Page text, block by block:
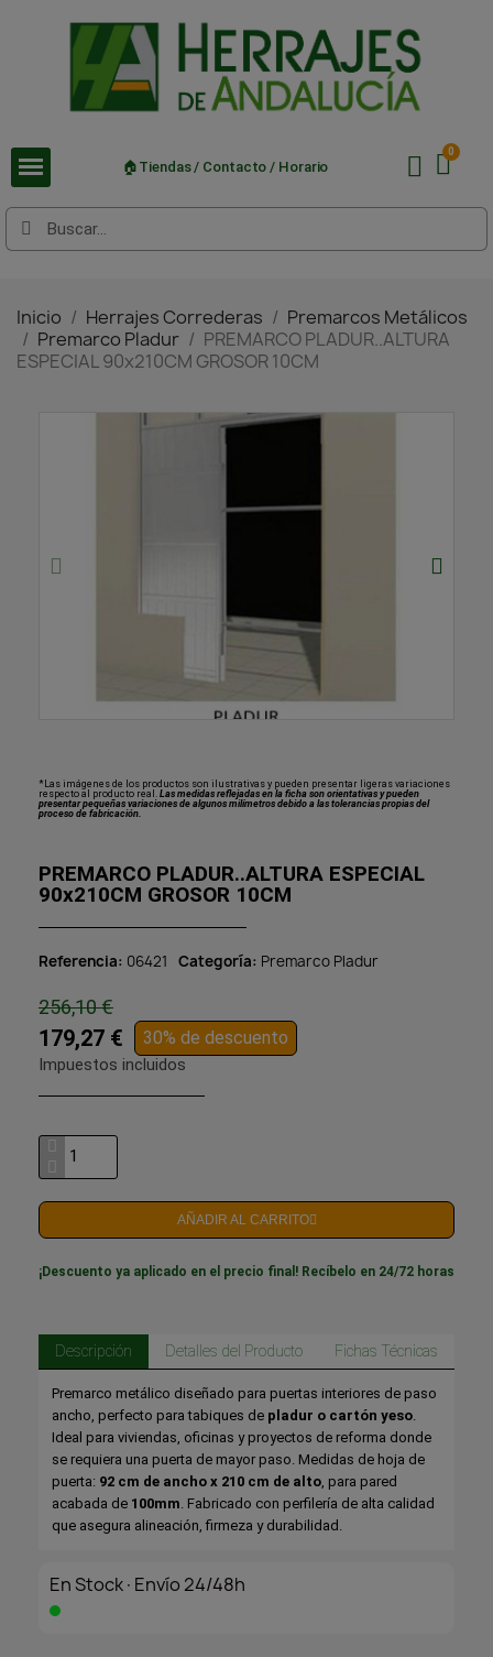
🏠Tiendas / Contacto / Horario
Inicio Herrajes Correderas
Premarcos Metálicos
Premarco Pladur
PREMARCO PLADUR..ALTURA
ESPECIAL 90x210CM GROSOR 10CM
*Las imágenes de los productos son ilustrativas y pueden presentar ligeras variaciones
respecto al producto real. Las medidas reflejadas en la ficha son orientativas y pueden
presentar pequeñas variaciones de algunos milímetros debido a las tolerancias propias del
proceso de fabricación.
PREMARCO PLADUR..ALTURA ESPECIAL
90x210CM GROSOR 10CM
Referencia 06421 Categoría Premarco Pladur
256,10 €
179,27 € 30% de descuento
Impuestos incluidos
AÑADIR AL CARRITO
¡Descuento ya aplicado en el precio final! Recíbelo en 24/72 horas
Descripción Detalles del Producto Fichas Técnicas
Premarco metálico diseñado para puertas interiores de paso
ancho, perfecto para tabiques de pladur o cartón yeso
Ideal para viviendas, oficinas y proyectos de reforma donde
se requiera una puerta de mayor paso. Medidas de hoja de
puerta: 92 cm de ancho x 210 cm de alto , para pared
acabada de 100mm . Fabricado con perfilería de alta calidad
que asegura alineación, firmeza y durabilidad.
En Stock·Envío 24/48h